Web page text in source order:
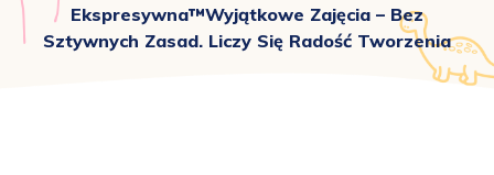
Ekspresywna™️Wyjątkowe Zajęcia – Bez
Sztywnych Zasad. Liczy Się Radość Tworzenia